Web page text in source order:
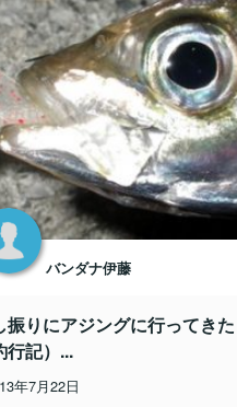
バンダナ伊藤
振りにアジングに行ってき
行記）...
年7月22日